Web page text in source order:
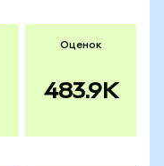
Оценок
483.9K